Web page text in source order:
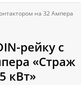
на 32 Ампера
рейку с
«Страж
кВт»